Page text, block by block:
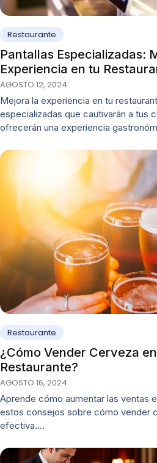
Restaurante
Pantallas Especializadas:
Experiencia en tu
AGOSTO 12, 2024
Mejora la experiencia en tu
especializadas que cautivarán a tus
ofrecerán una experiencia
Restaurante
¿Cómo Vender Cerveza
Restaurante?
AGOSTO 16, 2024
Aprende cómo aumentar las ventas
estos consejos sobre cómo vender
efectiva.…